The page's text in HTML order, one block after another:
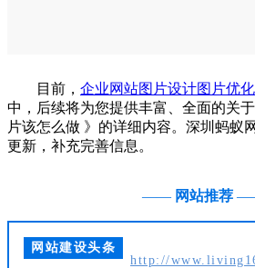
目前， 企业网站图片设计图片优化
中，后续将为您提供丰富、全面的关
片该怎么做 》的详细内容。深圳蚂蚁
更新，补充完善信息。
—— 网站推荐
网站建设头条
http://